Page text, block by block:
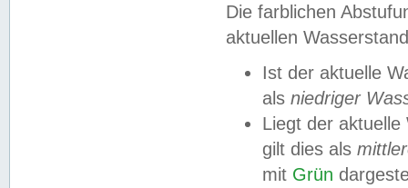
Die farblichen
aktuellen
Ist der aktuelle
als niedriger
Liegt der
gilt dies als
mit Grün